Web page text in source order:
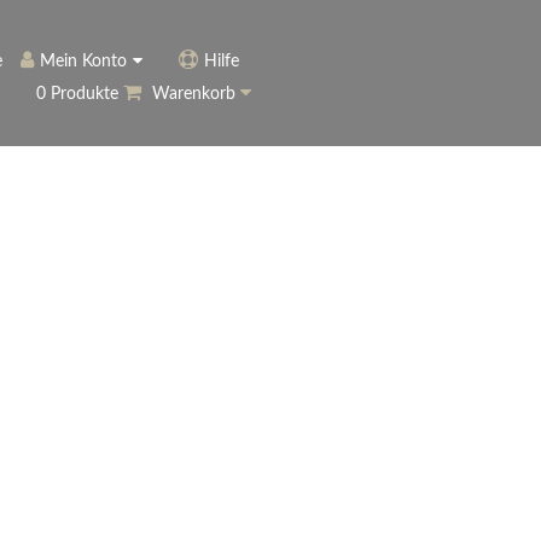
Mein Konto
Anmelden
Hilfe
0 Produkte
Warenkorb